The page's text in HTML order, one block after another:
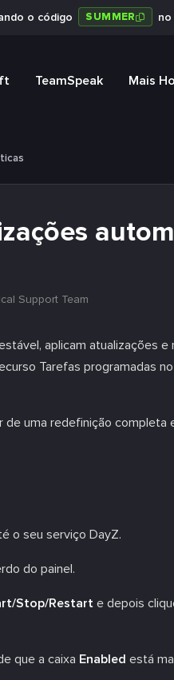
o código SUMMER
TeamSpeak Mais
Support Team
aplicam atualizações e
Tarefas programadas no
de uma redefinição completa
o seu serviço DayZ.
do painel.
Stop/Restarte depois
que a caixa Enabled está